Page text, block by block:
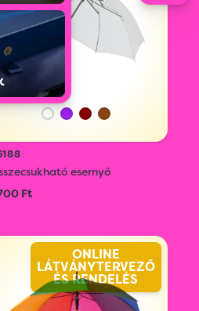
esernyő
Ft
ONLINE
LÁTVÁNYTERVEZŐ
ÉS RENDELÉS